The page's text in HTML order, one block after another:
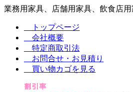
業務用家具、店舗用家具、飲食店
トップページ
会社概要
特定商取引法
お問合せ・お見積り
買い物カゴを見る